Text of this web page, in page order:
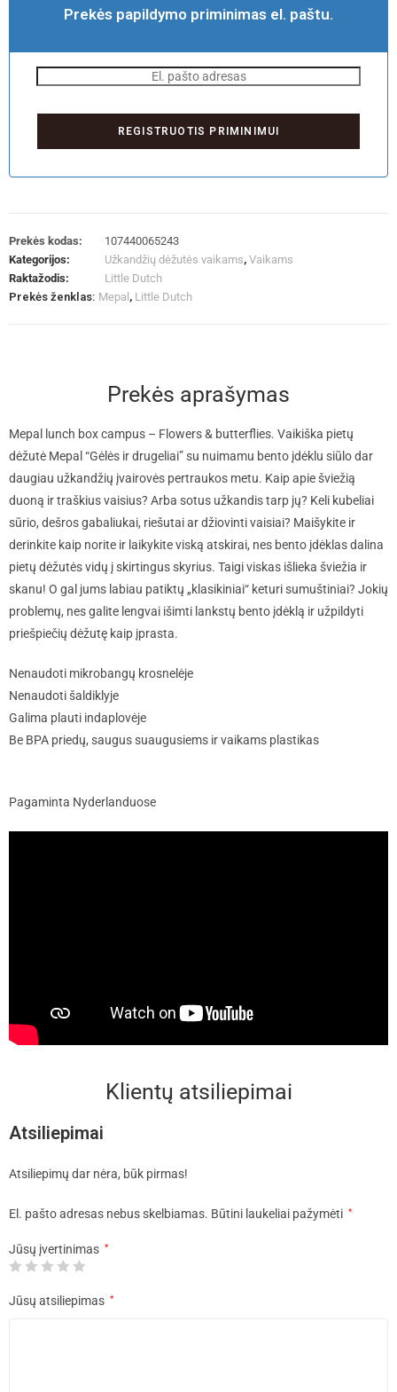
Prekės papildymo priminimas el. paštu.
Prekės kodas:
107440065243
Kategorijos:
Užkandžių dėžutės vaikams, Vaikams
Raktažodis:
Little Dutch
Prekės ženklas: Mepal , Little Dutch
Prekės aprašymas
Mepal lunch box campus – Flowers & butterflies. Vaikiška pietų
dėžutė Mepal “Gėlės ir drugeliai” su nuimamu bento įdėklu siūlo dar
daugiau užkandžių įvairovės pertraukos metu. Kaip apie šviežią
duoną ir traškius vaisius? Arba sotus užkandis tarp jų? Keli kubeliai
sūrio, dešros gabaliukai, riešutai ar džiovinti vaisiai? Maišykite ir
derinkite kaip norite ir laikykite viską atskirai, nes bento įdėklas dalina
pietų dėžutės vidų į skirtingus skyrius. Taigi viskas išlieka šviežia ir
skanu! O gal jums labiau patiktų „klasikiniai“ keturi sumuštiniai? Jokių
problemų, nes galite lengvai išimti lankstų bento įdėklą ir užpildyti
priešpiečių dėžutę kaip įprasta.
Nenaudoti mikrobangų krosnelėje
Nenaudoti šaldiklyje
Galima plauti indaplovėje
Be BPA priedų, saugus suaugusiems ir vaikams plastikas
Pagaminta Nyderlanduose
Klientų atsiliepimai
Atsiliepimai
Atsiliepimų dar nėra, būk pirmas!
El. pašto adresas nebus skelbiamas. Būtini laukeliai pažymėti *
Jūsų įvertinimas *
Jūsų atsiliepimas *